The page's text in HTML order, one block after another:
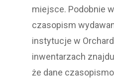
miejsce. Podobnie
czasopism
instytucje w
inwentarzach
że dane